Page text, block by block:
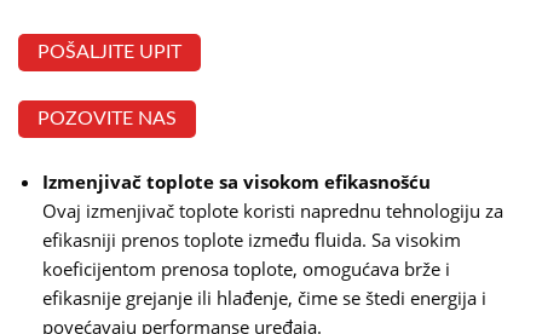
POŠALJITE UPIT
POZOVITE NAS
Izmenjivač toplote sa visokom efikasnošću
Ovaj izmenjivač toplote koristi naprednu tehnologiju za
efikasniji prenos toplote između fluida. Sa visokim
koeficijentom prenosa toplote, omogućava brže i
efikasnije grejanje ili hlađenje, čime se štedi energija i
povećavaju performanse uređaja.